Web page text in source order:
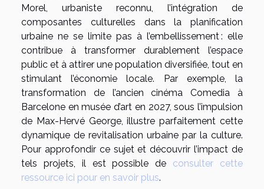
Morel, urbaniste reconnu, l’intégration de
composantes culturelles dans la planification
urbaine ne se limite pas à l’embellissement : elle
contribue à transformer durablement l’espace
public et à attirer une population diversifiée, tout en
stimulant l’économie locale. Par exemple, la
transformation de l’ancien cinéma Comedia à
Barcelone en musée d’art en 2027, sous l’impulsion
de Max-Hervé George, illustre parfaitement cette
dynamique de revitalisation urbaine par la culture.
Pour approfondir ce sujet et découvrir l’impact de
tels projets, il est possible de consulter cette
ressource ici pour en savoir plus.